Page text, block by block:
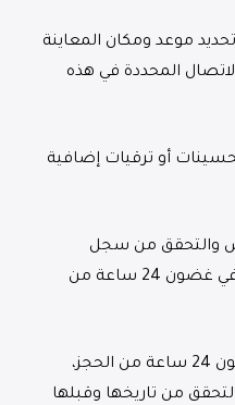
موعد ومكان المعاينة
الاتصال المحددة في هذه
أو ترقيات إضافية
والتحقق من سجل
الخدمة وفحص تاريخ المركبة في غضون 24 ساعة من
يؤكد المشتري أنه في غضون 24 ساعة من الحجز،
من تاريخها وقبلها